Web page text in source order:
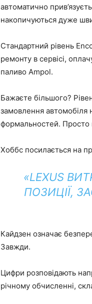
автоматично
накопичуються дуже
Стандартний рівень
ремонту в сервісі,
паливо Ampol.
Бажаєте більшого?
замовлення
формальностей. Просто
Хоббс посилається на
«LEXUS
ПОЗИЦІЇ,
Кайдзен означає
Завжди.
Цифри розповідають
річному обчисленні,